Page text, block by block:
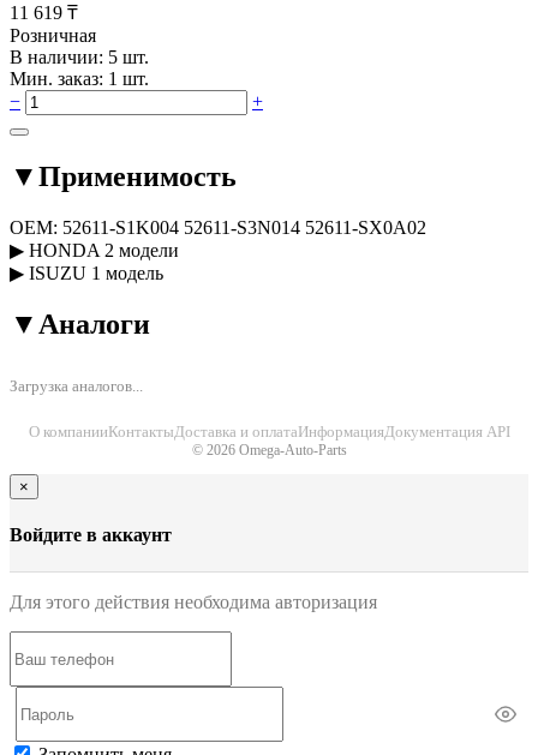
11 619 ₸
Розничная
В наличии: 5 шт.
Мин. заказ: 1 шт.
−
+
▼Применимость
OEM: 52611-S1K004 52611-S3N014 52611-SX0A02
▶ HONDA 2 модели
▶ ISUZU 1 модель
▼ Аналоги
Загрузка аналогов...
О компанииКонтактыДоставка и оплатаИнформацияДокументация API
© 2026 Omega-Auto-Parts
×
Войдите в аккаунт
Для этого действия необходима авторизация